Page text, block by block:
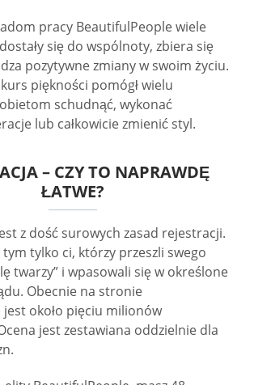
pracy BeautifulPeople wiele
się do wspólnoty, zbiera się
pozytywne zmiany w swoim życiu.
piękności pomógł wielu
schudnąć, wykonać
lub całkowicie zmienić styl.
– CZY TO NAPRAWDĘ
ŁATWE?
z dość surowych zasad rejestracji.
tylko ci, którzy przeszli swego
twarzy” i wpasowali się w określone
Obecnie na stronie
około pięciu milionów
jest zestawiana oddzielnie dla